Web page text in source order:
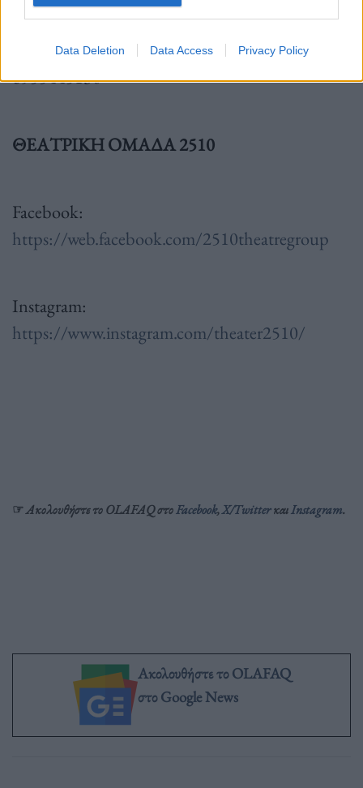
Data Deletion Data Access Privacy Policy
Τηλ. Κρατήσεων: 6984757342 , 6887126366,
6955445130
ΘΕΑΤΡΙΚΗ ΟΜΑΔΑ 2510
Facebook:
https://web.facebook.com/2510theatregroup
Instagram:
https://www.instagram.com/theater2510/
☞︎Ακολουθήστε το OLAFAQ στοFacebook,X/TwitterκαιInstagram.
Ακολουθήστε το OLAFAQ
στο Google News